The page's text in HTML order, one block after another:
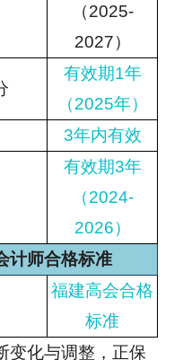
（2025-
2027）
有效期1年
（2025年）
3年内有效
有效期3年
（2024-
2026）
计师合格标准
福建高会合格
标准
变化与调整，正保